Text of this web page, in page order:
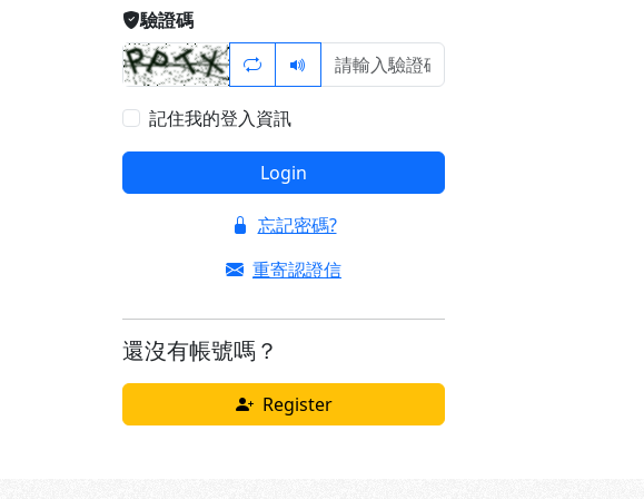
驗證碼
記住我的登入資訊
Login
忘記密碼?
重寄認證信
還沒有帳號嗎？
Register